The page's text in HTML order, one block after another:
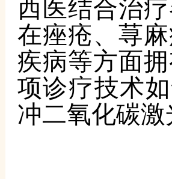
西医结合治
在痤疮、荨
疾病等方面
项诊疗技术
冲二氧化碳